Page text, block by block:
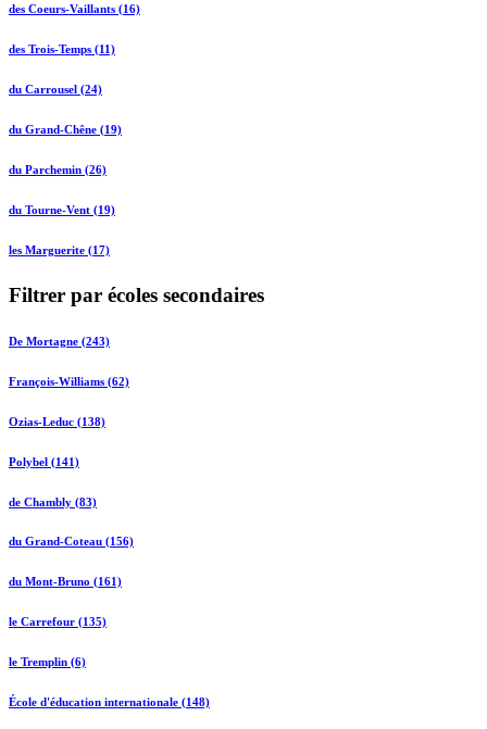
des Coeurs-Vaillants (16)
des Trois-Temps (11)
du Carrousel (24)
du Grand-Chêne (19)
du Parchemin (26)
du Tourne-Vent (19)
les Marguerite (17)
Filtrer par écoles secondaires
De Mortagne (243)
François-Williams (62)
Ozias-Leduc (138)
Polybel (141)
de Chambly (83)
du Grand-Coteau (156)
du Mont-Bruno (161)
le Carrefour (135)
le Tremplin (6)
École d'éducation internationale (148)